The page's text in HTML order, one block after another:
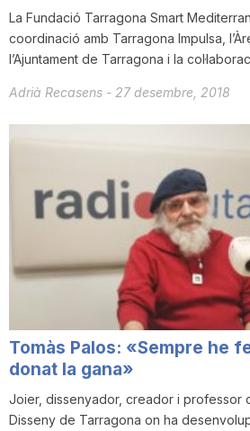
a
t
e
T
a
La Fundació Tarragona Smart
coordinació amb Tarragona Impulsa,
l’Ajuntament de Tarragona i la
Adrià Recasens - 27 desembre, 2018
Tomàs Palos: «Sempre he
donat la gana»
Joier, dissenyador, creador i professor
Disseny de Tarragona on ha